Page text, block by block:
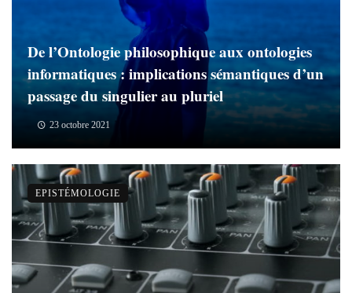
De l’Ontologie philosophique aux ontologies
informatiques : implications sémantiques d’un
passage du singulier au pluriel
23 octobre 2021
EPISTÉMOLOGIE